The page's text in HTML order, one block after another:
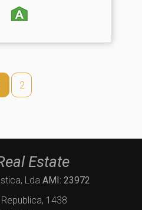
2
Estate
Lda AMI: 23972
1438